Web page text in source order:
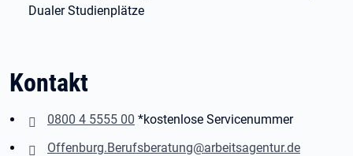
Dualer Studienplätze
Kontakt
0800 4 5555 00 *kostenlose Servicenummer
Offenburg.Berufsberatung@arbeitsagentur.de